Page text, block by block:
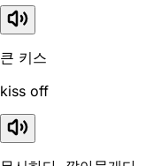
큰 키스
kiss off